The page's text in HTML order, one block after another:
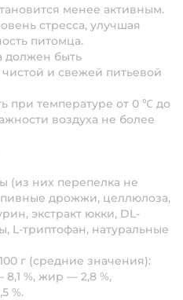
менее активным.
стресса, улучшая
питомца.
должен быть
и свежей питьевой
при температуре от 0 ℃ до
воздуха не более
(из них перепелка не
пивные дрожжи, целлюлоза,
экстракт юкки, DL-
L-триптофан, натуральные
г (средние значения):
%, жир — 2,8 %,
%.